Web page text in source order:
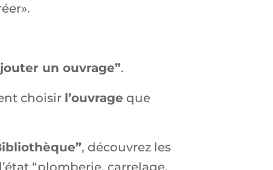
un ouvrage”.
choisir l’ouvrage que
, découvrez les